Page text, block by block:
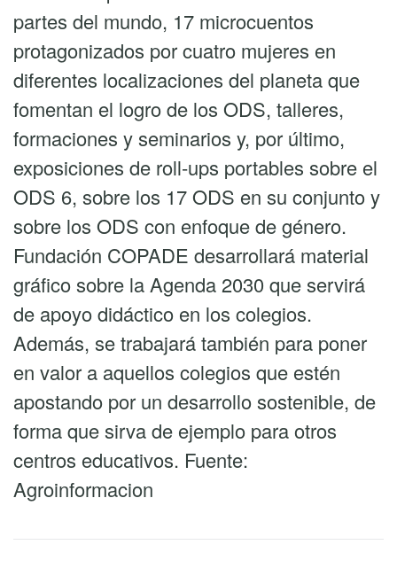
partes del mundo, 17 microcuentos
protagonizados por cuatro mujeres en
diferentes localizaciones del planeta que
fomentan el logro de los ODS, talleres,
formaciones y seminarios y, por último,
exposiciones de roll-ups portables sobre el
ODS 6, sobre los 17 ODS en su conjunto y
sobre los ODS con enfoque de género.
Fundación COPADE desarrollará material
gráfico sobre la Agenda 2030 que servirá
de apoyo didáctico en los colegios.
Además, se trabajará también para poner
en valor a aquellos colegios que estén
apostando por un desarrollo sostenible, de
forma que sirva de ejemplo para otros
centros educativos. Fuente:
Agroinformacion